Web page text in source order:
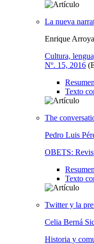
La nueva
Enrique
Cultura,
Nº. 15, 2016
Resumen
Texto
The
Pedro Luis
OBETS:
Resumen
Texto
Twitter y la
Celia Berná
Historia y